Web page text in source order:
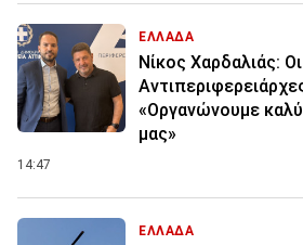
ΕΛΛΑΔΑ
Νίκος Χαρδαλιάς:
«Οργανώνουμε
μας»
14:47
ΕΛΛΑΔΑ